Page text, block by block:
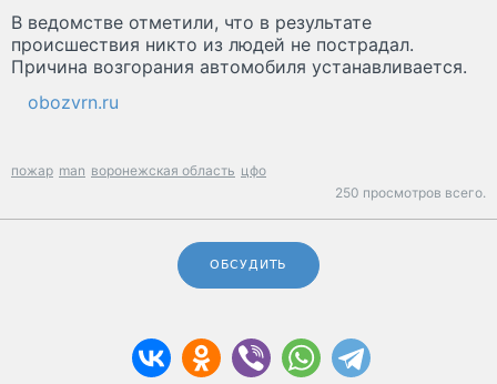
В ведомстве отметили, что в результате
происшествия никто из людей не пострадал.
Причина возгорания автомобиля устанавливается.
obozvrn.ru
пожар man воронежская область цфо
250 просмотров всего.
ОБСУДИТЬ